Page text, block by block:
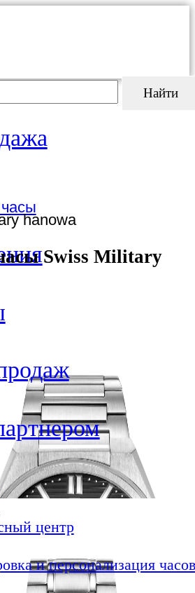
Найти
центр
и персонализация часов
hanowa
Swiss Military